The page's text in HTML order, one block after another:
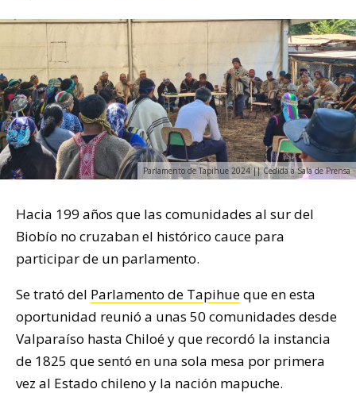
Parlamento de Tapihue 2024 || Cedida a Sala de Prensa
Hacia 199 años que las comunidades al sur del
Biobío no cruzaban el histórico cauce para
participar de un parlamento.
Se trató del Parlamento de Tapihueque en esta
oportunidad reunió a unas 50 comunidades desde
Valparaíso hasta Chiloé y que recordó la instancia
de 1825 que sentó en una sola mesa por primera
vez al Estado chileno y la nación mapuche.